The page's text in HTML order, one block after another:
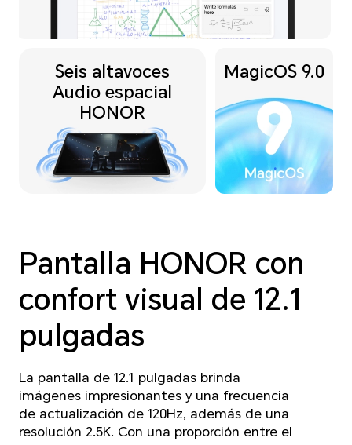
Seis altavoces
Audio espacial
HONOR
MagicOS 9.0
Pantalla HONOR con
confort visual de 12.1
pulgadas
La pantalla de 12.1 pulgadas brinda
imágenes impresionantes y una frecuencia
de actualización de 120Hz, además de una
resolución 2.5K. Con una proporción entre el